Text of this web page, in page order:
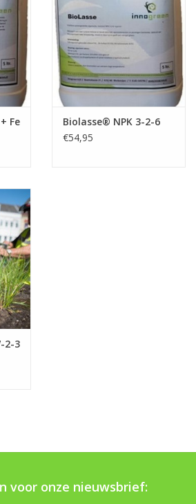
Fe
Biolasse® NPK 3-2-6
€54,95
2-3
voor onze nieuwsbrief: